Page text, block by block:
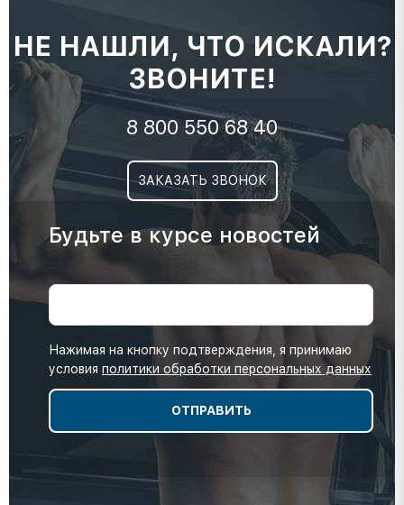
НЕ НАШЛИ, ЧТО ИСКАЛИ?
ЗВОНИТЕ!
8 800 550 68 40
ЗАКАЗАТЬ ЗВОНОК
Будьте в курсе новостей
Нажимая на кнопку подтверждения, я принимаю
условия политики обработки персональных данных